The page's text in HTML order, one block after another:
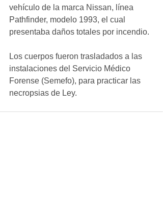
vehículo de la marca Nissan, línea
Pathfinder, modelo 1993, el cual
presentaba daños totales por incendio.
Los cuerpos fueron trasladados a las
instalaciones del Servicio Médico
Forense (Semefo), para practicar las
necropsias de Ley.